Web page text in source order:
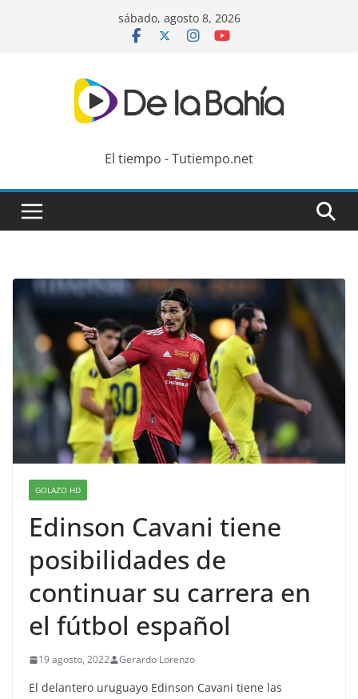
sábado, agosto 8, 2026
El tiempo - Tutiempo.net
GOLAZO HD
Edinson Cavani tiene
posibilidades de
continuar su carrera en
el fútbol español
19 agosto, 2022 Gerardo Lorenzo
El delantero uruguayo Edinson Cavani tiene las